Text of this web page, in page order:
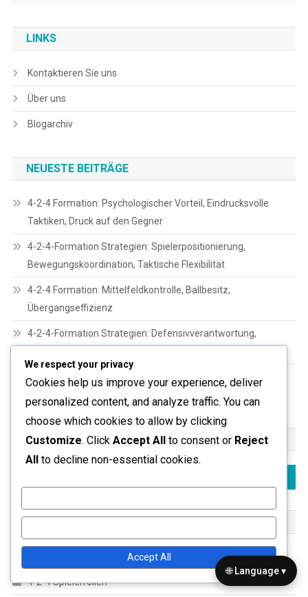
LINKS
Kontaktieren Sie uns
Über uns
Blogarchiv
NEUESTE BEITRÄGE
4-2-4 Formation: Psychologischer Vorteil, Eindrucksvolle
Taktiken, Druck auf den Gegner
4-2-4-Formation Strategien: Spielerpositionierung,
Bewegungskoordination, Taktische Flexibilität
4-2-4 Formation: Mittelfeldkontrolle, Ballbesitz,
Übergangseffizienz
4-2-4-Formation Strategien: Defensivverantwortung,
4-2-4 Formation: Rollen der offensiven Mittelfeldspieler,
SUCHE
for:
KATEGORIEN
4-2-4 Formation Strategien
4-2-4 Spielerrollen
We respect your privacy
Cookies help us improve your experience, deliver
personalized content, and analyze traffic. You can
choose which cookies to allow by clicking
Customize. Click Accept All to consent or Reject
All to decline non-essential cookies.
Accept All
🌐 Language ▾